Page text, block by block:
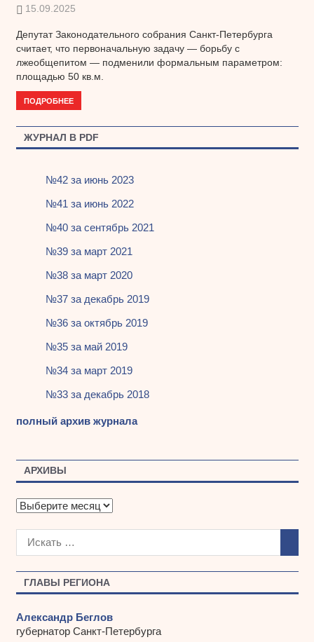
ГЛАВЫ РЕГИОНА
Александр Беглов
губернатор Санкт-Петербурга
15.09.2025
Депутат Законодательного собрания Санкт-Петербурга
считает, что первоначальную задачу — борьбу с
лжеобщепитом — подменили формальным параметром:
площадью 50 кв.м.
ПОДРОБНЕЕ
ЖУРНАЛ В PDF
№42 за июнь 2023
№41 за июнь 2022
№40 за сентябрь 2021
№39 за март 2021
№38 за март 2020
№37 за декабрь 2019
№36 за октябрь 2019
№35 за май 2019
№34 за март 2019
№33 за декабрь 2018
полный архив журнала
АРХИВЫ
А
х
ы